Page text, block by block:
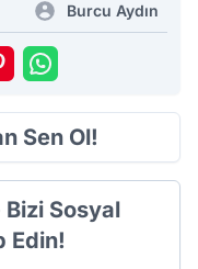
Burcu Aydın
Sen Ol!
Sosyal
Edin!